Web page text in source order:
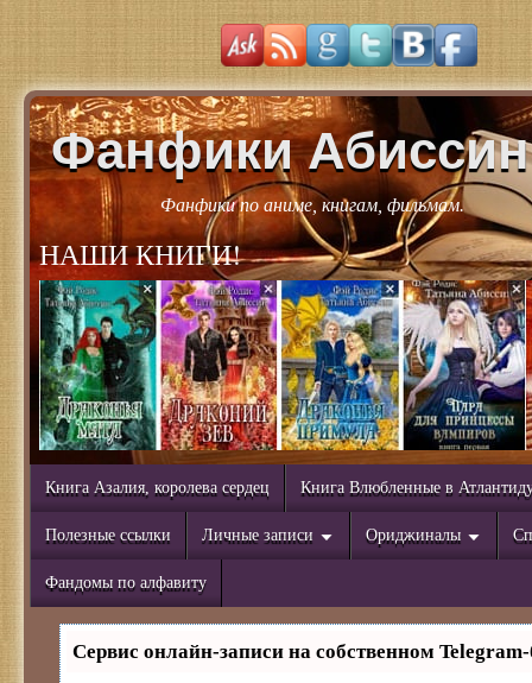
Фанфики Абиссин
Фанфики по аниме, книгам, фильмам.
НАШИ КНИГИ!
Книга Азалия, королева сердец Книга Влюбленные в
Полезные ссылки Личные записи Ориджиналы
Фандомы по алфавиту
Сервис онлайн-записи на собственном Telegram-